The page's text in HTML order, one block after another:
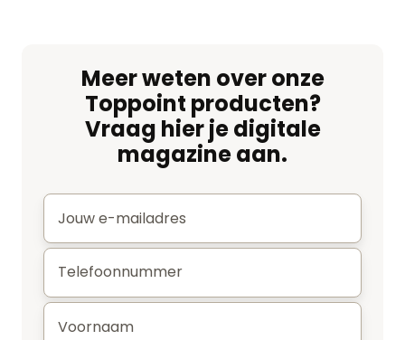
Meer weten over onze
Toppoint producten?
Vraag hier je digitale
magazine aan.
E-
mail*
Telefoonnummer
Voornaam